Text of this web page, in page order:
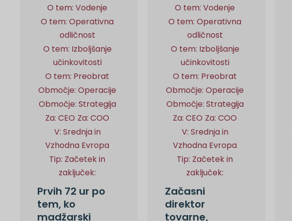
O tem: Vodenje
O tem: Operativna
odličnost
O tem: Izboljšanje
učinkovitosti
O tem: Preobrat
Območje: Operacije
Območje: Strategija
Za: CEO Za: COO
V: Srednja in
Vzhodna Evropa
Tip: Začetek in
zaključek:
Prvih 72 ur po
tem, ko
madžarski
O tem: Vodenje
O tem: Operativna
odličnost
O tem: Izboljšanje
učinkovitosti
O tem: Preobrat
Območje: Operacije
Območje: Strategija
Za: CEO Za: COO
V: Srednja in
Vzhodna Evropa
Tip: Začetek in
zaključek:
Začasni
direktor
tovarne,